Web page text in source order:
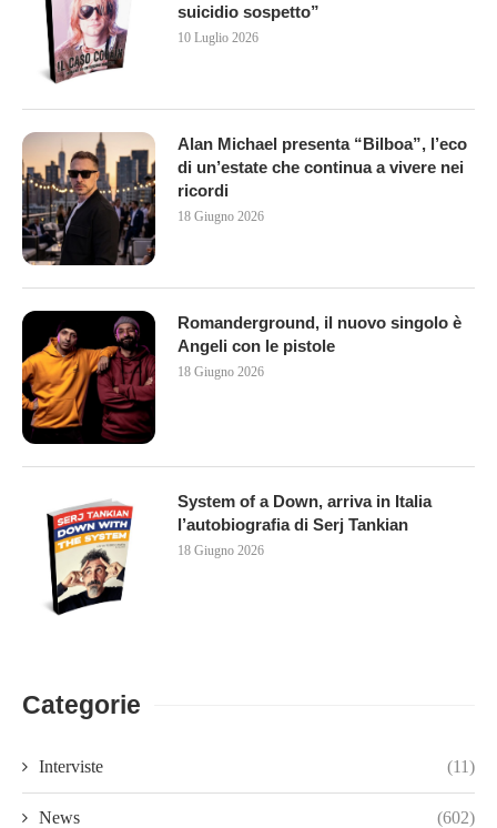
suicidio sospetto”
10 Luglio 2026
Alan Michael presenta “Bilboa”, l’eco
di un’estate che continua a vivere nei
ricordi
18 Giugno 2026
Romanderground, il nuovo singolo è
Angeli con le pistole
18 Giugno 2026
System of a Down, arriva in Italia
l’autobiografia di Serj Tankian
18 Giugno 2026
Categorie
Interviste (11)
News (602)